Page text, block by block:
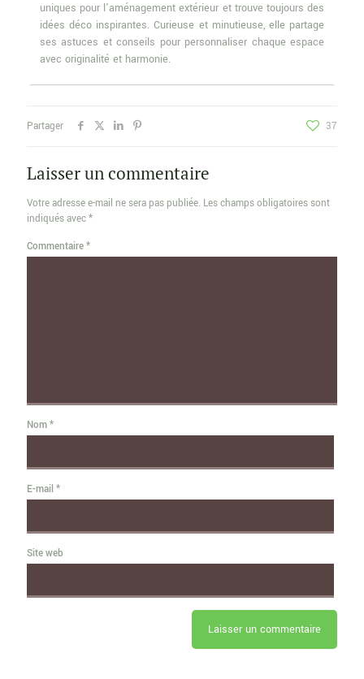
uniques pour l'aménagement extérieur et trouve toujours des
idées déco inspirantes. Curieuse et minutieuse, elle partage
ses astuces et conseils pour personnaliser chaque espace
avec originalité et harmonie.
Partager 37
Laisser un commentaire
Votre adresse e-mail ne sera pas publiée. Les champs obligatoires sont
indiqués avec*
Commentaire*
Nom*
E-mail *
Site web